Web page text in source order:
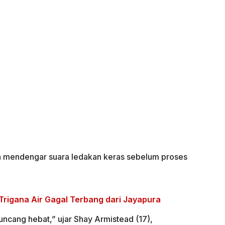
suara ledakan keras sebelum proses
Air Gagal Terbang dari Jayapura
hebat,” ujar Shay Armistead (17),